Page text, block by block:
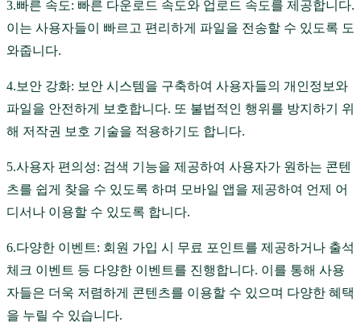
3.빠른 속도: 빠른 다운로드 속도와 업로드 속도를 제공합니다.
이는 사용자들이 빠르고 편리하게 파일을 전송할 수 있도록 도
와줍니다.
4.보안 강화: 보안 시스템을 구축하여 사용자들의 개인정보와
파일을 안전하게 보호합니다. 또 불법적인 행위를 방지하기 위
해 저작권 보호 기술을 적용하기도 합니다.
5.사용자 편의성: 검색 기능을 제공하여 사용자가 원하는 콘텐
츠를 쉽게 찾을 수 있도록 하며 모바일 앱을 제공하여 언제 어
디서나 이용할 수 있도록 합니다.
6.다양한 이벤트: 회원 가입 시 무료 포인트를 제공하거나 출석
체크 이벤트 등 다양한 이벤트를 진행합니다. 이를 통해 사용
자들은 더욱 저렴하게 콘텐츠를 이용할 수 있으며 다양한 혜택
을 누릴 수 있습니다.